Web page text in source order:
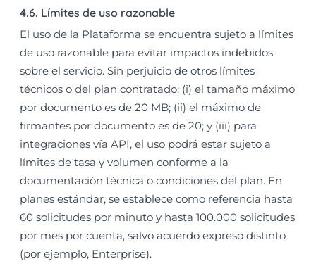
4.6. Límites de uso razonable
El uso de la Plataforma se encuentra sujeto a límites
de uso razonable para evitar impactos indebidos
sobre el servicio. Sin perjuicio de otros límites
técnicos o del plan contratado: (i) el tamaño máximo
por documento es de 20 MB; (ii) el máximo de
firmantes por documento es de 20; y (iii) para
integraciones vía API, el uso podrá estar sujeto a
límites de tasa y volumen conforme a la
documentación técnica o condiciones del plan. En
planes estándar, se establece como referencia hasta
60 solicitudes por minuto y hasta 100.000 solicitudes
por mes por cuenta, salvo acuerdo expreso distinto
(por ejemplo, Enterprise).